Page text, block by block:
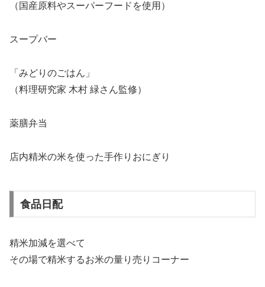
（国産原料やスーパーフードを使用）
スープバー
「みどりのごはん」
（料理研究家 木村 緑さん監修）
薬膳弁当
店内精米の米を使った手作りおにぎり
食品日配
精米加減を選べて
その場で精米するお米の量り売りコーナー